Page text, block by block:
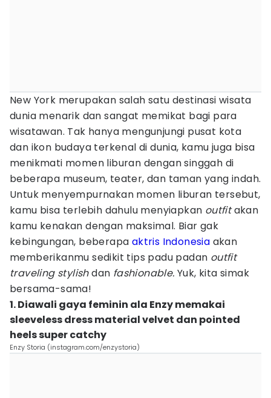
New York merupakan salah satu destinasi wisata
dunia menarik dan sangat memikat bagi para
wisatawan. Tak hanya mengunjungi pusat kota
dan ikon budaya terkenal di dunia, kamu juga bisa
menikmati momen liburan dengan singgah di
beberapa museum, teater, dan taman yang indah.
Untuk menyempurnakan momen liburan tersebut,
kamu bisa terlebih dahulu menyiapkan outfitakan
kamu kenakan dengan maksimal. Biar gak
kebingungan, beberapa aktris Indonesia akan
memberikanmu sedikit tips padu padan outfit
traveling stylishdan fashionable. Yuk, kita simak
bersama-sama!
1. Diawali gaya feminin ala Enzy memakai
sleeveless dress material velvet dan pointed
heels super catchy
Enzy Storia (instagram.com/enzystoria)